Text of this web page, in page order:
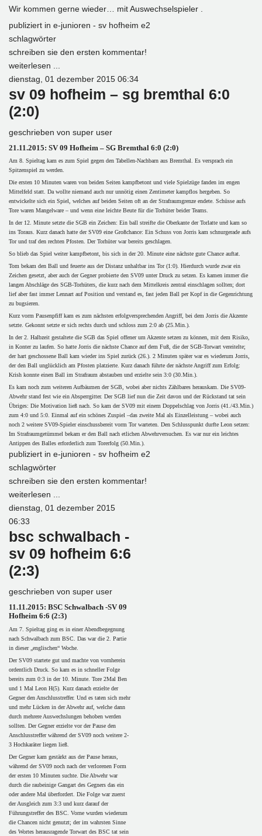
Wir kommen gerne wieder… mit Auswechselspieler .
publiziert in e-junioren - sv hofheim e2
schlagwörter
schreiben sie den ersten kommentar!
weiterlesen ...
dienstag, 01 dezember 2015 06:34
sv 09 hofheim – sg bremthal 6:0
(2:0)
geschrieben von super user
21.11.2015: SV 09 Hofheim – SG Bremthal 6:0 (2:0)
Am 8. Spieltag kam es zum Spiel gegen den Tabellen-Nachbarn aus Bremthal. Es versprach ein
Spitzenspiel zu werden.
Die ersten 10 Minuten waren von beiden Seiten kampfbetont und viele Spielzüge fanden im engen
Mittelfeld statt. Da wollte niemand auch nur unnötig einen Zentimeter kampflos hergeben. So
entwickelte sich ein Spiel, welches auf beiden Seiten oft an der Strafraumgrenze endete. Schüsse aufs
Tore waren Mangelware – und wenn eine leichte Beute für die Torhüter beider Teams.
In der 12. Minute setzte die SGB ein Zeichen: Ein ball streifte die Oberkante der Torlatte und kam so
ins Toraus. Kurz danach hatte der SV09 eine Großchance: Ein Schuss von Jorris kam schnurgerade aufs
Tor und traf den rechten Pfosten. Der Torhüter war bereits geschlagen.
So blieb das Spiel weiter kampfbetont, bis sich in der 20. Minute eine nächste gute Chance auftat.
Tom bekam den Ball und feuerte aus der Distanz unhaltbar ins Tor (1:0). Hierdurch wurde zwar ein
Zeichen gesetzt, aber auch der Gegner probierte den SV09 unter Druck zu setzen. Es kamen immer die
langen Abschläge des SGB-Torhüters, die kurz nach dem Mittelkreis zentral einschlagen sollten; dort
lief aber fast immer Lennart auf Position und verstand es, fast jeden Ball per Kopf in die Gegenrichtung
zu bugsieren.
Kurz vorm Pausenpfiff kam es zum nächsten erfolgversprechenden Angriff, bei dem Jorris die Akzente
setzte. Gekonnt setzte er sich rechts durch und schloss zum 2:0 ab (25.Min.).
In der 2. Halbzeit gestaltete die SGB das Spiel offener um Akzente setzen zu können, mit dem Risiko,
in Konter zu laufen. So hatte Jorris die nächste Chance auf dem Fuß, die der SGB-Torwart vereitelte;
der hart geschossene Ball kam wieder ins Spiel zurück (26.). 2 Minuten später war es wiederum Jorris,
der den Ball unglücklich am Pfosten platzierte. Kurz danach führte der nächste Angriff zum Erfolg:
Krish konnte einen Ball im Strafraum abstauben und erzielte sein 3:0 (30.Min.).
Es kam noch zum weiteren Aufbäumen der SGB, wobei aber nichts Zählbares herauskam. Die SV09-
Abwehr stand fest wie ein Absperrgitter. Der SGB lief nun die Zeit davon und der Rückstand tat sein
Übriges: Die Motivation ließ nach. So kam der SV09 mit einem Doppelschlag von Jorris (41./43.Min.)
zum 4:0 und 5:0. Einmal auf ein schönes Zuspiel –das zweite Mal als Einzelleistung – wobei auch
noch 2 weitere SV09-Spieler einschussbereit vorm Tor warteten. Den Schlusspunkt durfte Leon setzen:
Im Strafraumgetümmel bekam er den Ball nach etlichen Abwehrversuchen. Es war nur ein leichtes
Antippen des Balles erforderlich zum Torerfolg (50.Min.).
publiziert in e-junioren - sv hofheim e2
schlagwörter
schreiben sie den ersten kommentar!
weiterlesen ...
dienstag, 01 dezember 2015
06:33
bsc schwalbach -
sv 09 hofheim 6:6
(2:3)
geschrieben von super user
11.11.2015: BSC Schwalbach -SV 09
Hofheim 6:6 (2:3)
Am 7. Spieltag ging es in einer Abendbegegnung
nach Schwalbach zum BSC. Das war die 2. Partie
in dieser „englischen“ Woche.
Der SV09 startete gut und machte von vornherein
ordentlich Druck. So kam es in schneller Folge
bereits zum 0:3 in der 10. Minute. Tore 2Mal Ben
und 1 Mal Leon H(5). Kurz danach erzielte der
Gegner den Anschlusstreffer. Und es taten sich mehr
und mehr Lücken in der Abwehr auf, welche dann
durch mehrere Auswechslungen behoben werden
sollten. Der Gegner erzielte vor der Pause den
Anschlusstreffer während der SV09 noch weitere 2-
3 Hochkaräter liegen ließ.
Der Gegner kam gestärkt aus der Pause heraus,
während der SV09 noch nach der verlorenen Form
der ersten 10 Minuten suchte. Die Abwehr war
durch die raubeinige Gangart des Gegners das ein
oder andere Mal überfordert. Die Folge war zuerst
der Ausgleich zum 3:3 und kurz darauf der
Führungstreffer des BSC. Vorne wurden wiederum
die Chancen nicht genutzt; der im wahrsten Sinne
des Wortes herausragende Torwart des BSC tat sein